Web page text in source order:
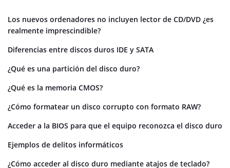
Los nuevos ordenadores no incluyen lector de CD/DVD ¿es
realmente imprescindible?
Diferencias entre discos duros IDE y SATA
¿Qué es una partición del disco duro?
¿Qué es la memoria CMOS?
¿Cómo formatear un disco corrupto con formato RAW?
Acceder a la BIOS para que el equipo reconozca el disco duro
Ejemplos de delitos informáticos
¿Cómo acceder al disco duro mediante atajos de teclado?